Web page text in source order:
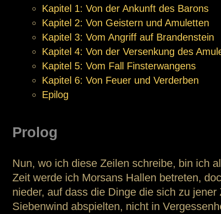
Kapitel 1: Von der Ankunft des Barons
Kapitel 2: Von Geistern und Amuletten
Kapitel 3: Vom Angriff auf Brandenstein
Kapitel 4: Von der Versenkung des
Kapitel 5: Vom Fall Finsterwangens
Kapitel 6: Von Feuer und Verderben
Epilog
Prolog
Nun, wo ich diese Zeilen schreibe, bin ich
Zeit werde ich Morsans Hallen betreten,
nieder, auf dass die Dinge die sich zu jener
Siebenwind abspielten, nicht in